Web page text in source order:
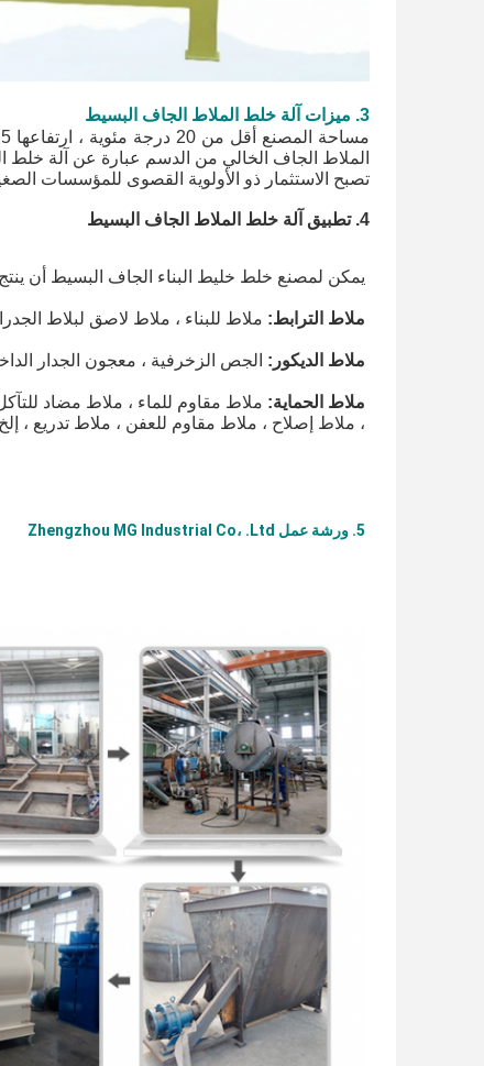
3. ميزات
آلة خلط الملاط الجاف البسيط
تصبح الاستثمار ذو الأولوية القصوى للمؤسسات
4. تطبيق آلة خلط الملاط الجاف البسيط
يمكن لمصنع خلط خليط البناء الجاف البسيط أن
ملاط الترابط: ملاط للبناء ، ملاط ​​لاصق لبلاط
ملاط الديكور: الجص الزخرفية ، معجون الجدار
ملاط الحماية:
، ملاط ​​إصلاح ، ملاط ​​مقاوم للعفن ، ملاط ​​تدريع ،
5. ورشة عمل Zhengzhou MG Industrial Co، .Ltd